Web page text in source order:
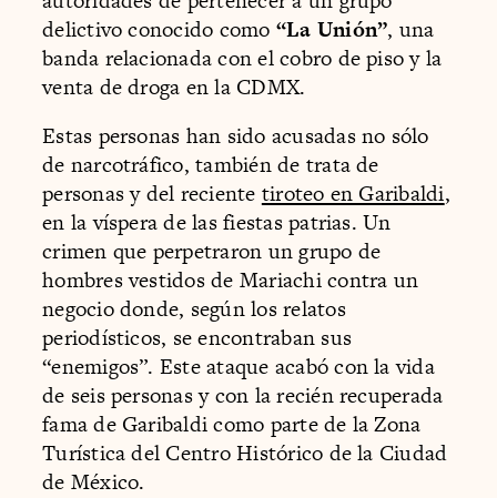
delictivo conocido como “La Unión”, una
banda relacionada con el cobro de piso y la
venta de droga en la CDMX.
Estas personas han sido acusadas no sólo
de narcotráfico, también de trata de
personas y del reciente tiroteo en Garibaldi,
en la víspera de las fiestas patrias. Un
crimen que perpetraron un grupo de
hombres vestidos de Mariachi contra un
negocio donde, según los relatos
periodísticos, se encontraban sus
“enemigos”. Este ataque acabó con la vida
de seis personas y con la recién recuperada
fama de Garibaldi como parte de la Zona
Turística del Centro Histórico de la Ciudad
de México.